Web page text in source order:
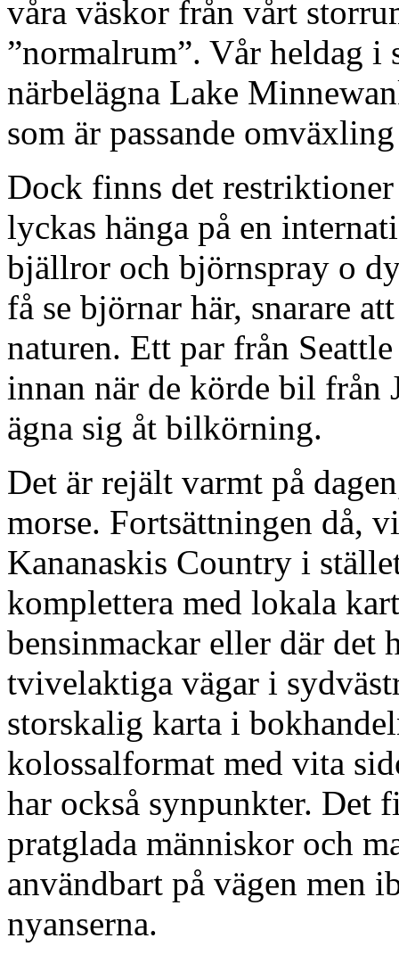
våra väskor från vårt
”normalrum”. Vår heldag i
närbelägna Lake
som är passande
Dock finns det
lyckas hänga på en
bjällror och björnspray o
få se björnar här, snarare
naturen. Ett par från
innan när de körde bil från
ägna sig åt bilkörning.
Det är rejält varmt på
morse. Fortsättningen då,
Kananaskis Country i
komplettera med lokala
bensinmackar eller där det
tvivelaktiga vägar i
storskalig karta i
kolossalformat med vita
har också synpunkter. Det
pratglada människor och
användbart på vägen men
nyanserna.